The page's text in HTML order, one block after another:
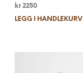
kr 2250
LEGG I HANDLEKURV